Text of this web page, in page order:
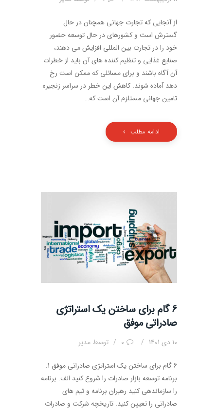
از آنجایی که تجارت جهانی همچنان در حال
گسترش است و کشورهای در حال توسعه حضور
خود را در تجارت بین المللی افزایش می دهند،
صنایع غذایی و تنظیم کننده های آن باید از خطرات
آن آگاه باشند و برای مسائلی که ممکن است رخ
دهد آماده شوند. کاهش این خطر در سراسر زنجیره
تامین جهانی مستلزم آن است که…
ادامه مطلب
6 گام برای ساختن یک استراتژی
صادراتی موفق
10 دی 1401 0 توسط مدیر
6 گام برای ساختن یک استراتژی صادراتی موفق 1.
برنامه توسعه بازار صادرات را شروع کنید الف. برنامه
را سازماندهی کنید رهبران برنامه و تیم های
صادراتی را تعیین کنید. تاریخچه شرکت و صادرات